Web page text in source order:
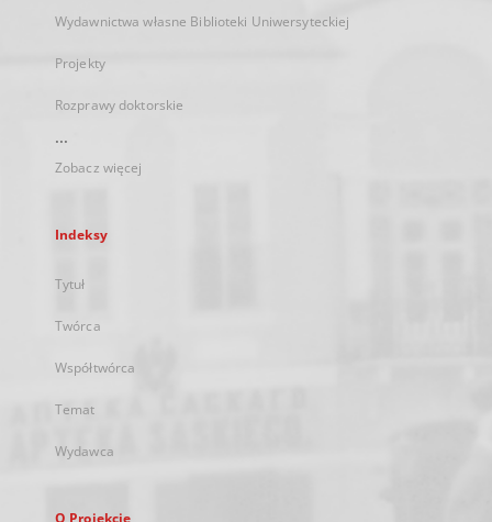
Wydawnictwa własne Biblioteki Uniwersyteckiej
Projekty
Rozprawy doktorskie
...
Zobacz więcej
Indeksy
Tytuł
Twórca
Współtwórca
Temat
Wydawca
O Projekcie